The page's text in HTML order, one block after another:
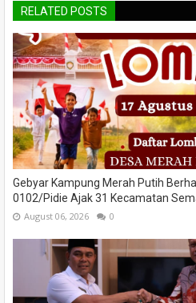
RELATED POSTS
Gebyar Kampung Merah Putih
0102/Pidie Ajak 31 Kecamatan
August 06, 2026 0